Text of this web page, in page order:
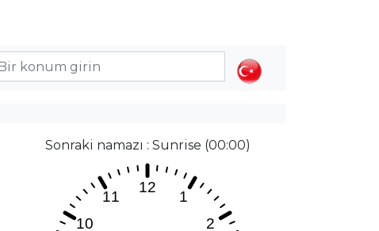
Sonraki namazı : Sunrise (00:00)